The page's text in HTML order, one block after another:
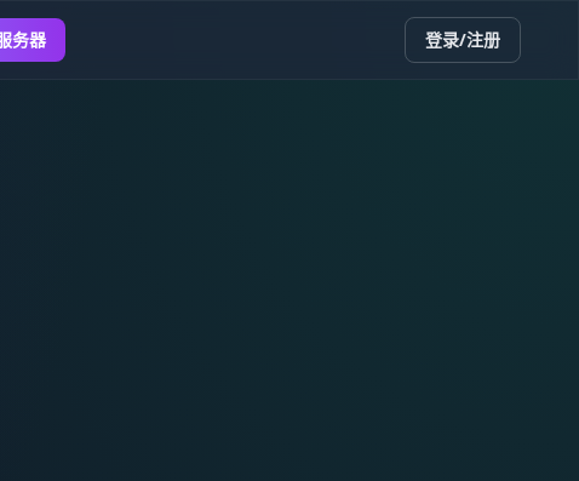
务器 登录/注册